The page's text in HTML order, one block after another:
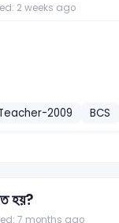
2 weeks ago
2009 BCS
হয়?
7 months ago